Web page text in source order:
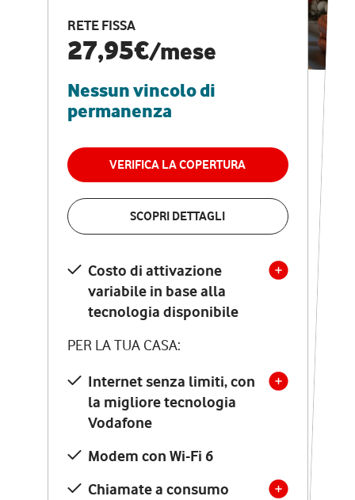
RETE FISSA
27,95€/mese
Nessun vincolo di
permanenza
VERIFICA LA COPERTURA
SCOPRI DETTAGLI
Costo di attivazione
variabile in base alla
tecnologia disponibile
PER LA TUA CASA:
Internet senza limiti, con
la migliore tecnologia
Vodafone
Modem con Wi-Fi 6
Chiamate a consumo
Internet veloce e
vantaggi speciali
RETE FISSA + VODAFONE CLUB
29,95€
permanenza
VERIFICA LA COPERTURA
Costo di attivazione
variabile in base alla
tecnologia disponibile
PER LA TUA CASA:
Internet senza limiti, con
la migliore tecnologia
Vodafone
Modem Seven con Wi-Fi 7
Chiamate illimitate verso
numeri fissi e mobili
nazionali